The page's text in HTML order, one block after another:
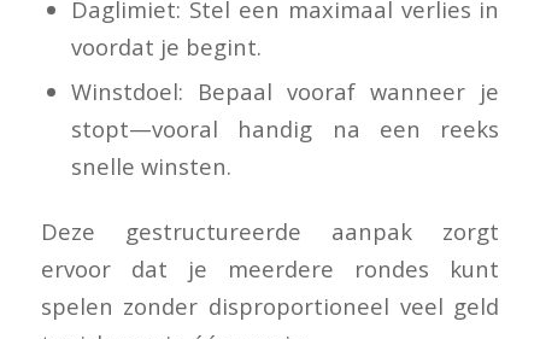
Daglimiet: Stel een maximaal verlies in
voordat je begint.
Winstdoel: Bepaal vooraf wanneer je
stopt—vooral handig na een reeks
snelle winsten.
Deze gestructureerde aanpak zorgt
ervoor dat je meerdere rondes kunt
spelen zonder disproportioneel veel geld